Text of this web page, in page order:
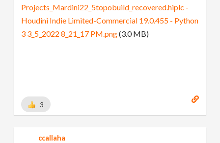
Projects_Mardini22_5topobuild_recovered.hiplc -
Houdini Indie Limited-Commercial 19.0.455 - Python
3 3_5_2022 8_21_17 PM.png(3.0 MB)
3
ccallaha